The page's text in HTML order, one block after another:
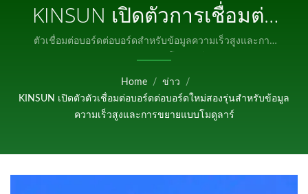
KINSUN เปิดตัวการเชื่อมต่อ
บอร์ดต่อบอร์ดใหม่สองตัว
สำหรับข้อมูลความเร็วสูง
และการขยายโมดูลาร์ | ผู้
ผลิตเสาอากาศ RF ที่ได้รับ
การรับรองและการเชื่อมต่อ
กันน้ำ | KINSUN
ตัวเชื่อมต่อบอร์ดต่อบอร์ดสำหรับข้อมูลความเร็วสูงและการ
ขยาย PCB แบบโมดูลาร์
Home / ข่าว
/
KINSUN เปิดตัวตัวเชื่อมต่อบอร์ดต่อบอร์ดใหม่สองรุ่นสำหรับข้อมูล
ความเร็วสูงและการขยายแบบโมดูลาร์